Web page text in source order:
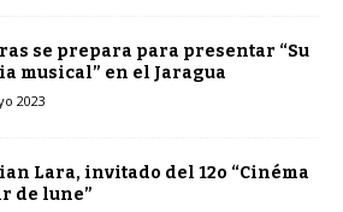
se prepara para presentar “Su
musical” en el Jaragua
2023
Lara, invitado del 12o “Cinéma
de lune”